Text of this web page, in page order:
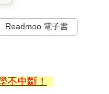
Readmoo 電子書
不中斷！